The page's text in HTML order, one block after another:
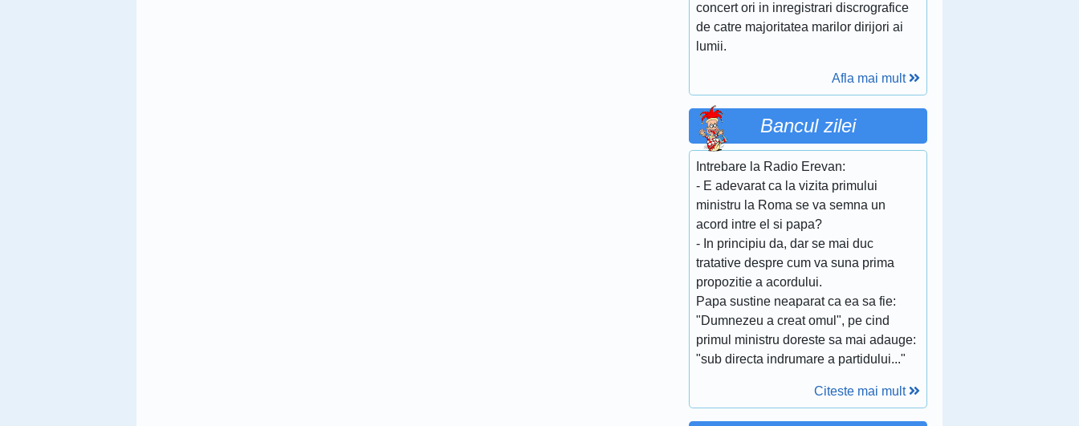
concert ori in inregistrari discrografice
de catre majoritatea marilor dirijori ai
lumii.
Afla mai mult
Bancul zilei
Intrebare la Radio Erevan:
- E adevarat ca la vizita primului
ministru la Roma se va semna un
acord intre el si papa?
- In principiu da, dar se mai duc
tratative despre cum va suna prima
propozitie a acordului.
Papa sustine neaparat ca ea sa fie:
"Dumnezeu a creat omul", pe cind
primul ministru doreste sa mai adauge:
"sub directa indrumare a partidului..."
Citeste mai mult